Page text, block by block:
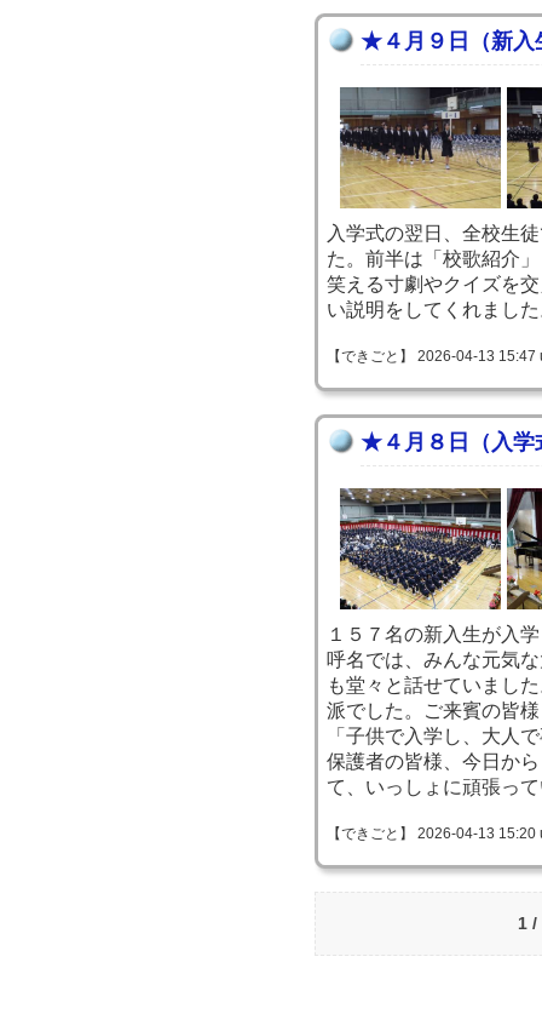
★４月９日（新入
入学式の翌日、全校生
た。前半は「校歌紹介
笑える寸劇やクイズを
い説明をしてくれまし
【できごと】 2026-04-13
★４月８日（入学
１５７名の新入生が入
呼名では、みんな元気
も堂々と話せていまし
派でした。ご来賓の皆
「子供で入学し、大人
保護者の皆様、今日か
て、いっしょに頑張っ
【できごと】 2026-04-13
1 /